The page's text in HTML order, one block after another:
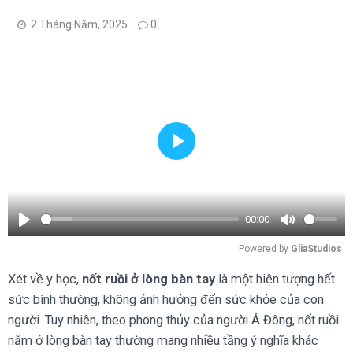
2 Tháng Năm, 2025 0
Play
00:00
Mute
Play
Powered by GliaStudios
Xét về y học, nốt ruồi ở lòng bàn taylà một hiện tượng hết
sức bình thường, không ảnh hưởng đến sức khỏe của con
người. Tuy nhiên, theo phong thủy của người Á Đông, nốt ruồi
nằm ở lòng bàn tay thường mang nhiều tầng ý nghĩa khác